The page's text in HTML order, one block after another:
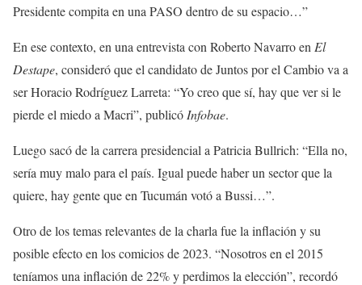
Presidente compita en una PASO dentro de su espacio…”
En ese contexto, en una entrevista con Roberto Navarro en El
Destape, consideró que el candidato de Juntos por el Cambio va a
ser Horacio Rodríguez Larreta: “Yo creo que sí, hay que ver si le
pierde el miedo a Macri”, publicó Infobae.
Luego sacó de la carrera presidencial a Patricia Bullrich: “Ella no,
sería muy malo para el país. Igual puede haber un sector que la
quiere, hay gente que en Tucumán votó a Bussi…”.
Otro de los temas relevantes de la charla fue la inflación y su
posible efecto en los comicios de 2023. “Nosotros en el 2015
teníamos una inflación de 22% y perdimos la elección”, recordó